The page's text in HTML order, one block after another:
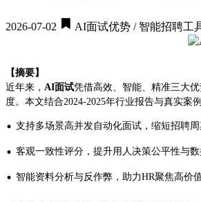
2026-07-02 AI面试优势 / 智能招聘工
【摘要】
近年来， AI面试凭借高效、智能、精准三大
度。本文结合2024-2025年行业报告与真实案
· 支持多场景高并发自动化面试，缩短招聘周
· 客观一致性评分，提升用人决策公平性与
· 智能资料分析与反作弊，助力HR聚焦高价